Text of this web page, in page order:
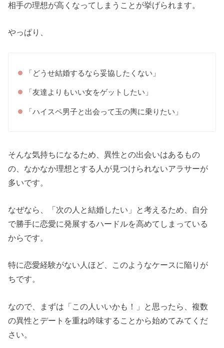
相手の理想が高くなってしまうことが挙げられます。
やっぱり、
「どうせ結婚するなら妥協したくない」
「友達よりもいい女をゲットしたい」
「ハイスペ男子と出会って玉の輿に乗りたい」
そんな気持ちになるため、異性との出会いはあるもの
の、なかなか理想とする人が見つけられないアラサーが
多いです。
なぜなら、「次の人と結婚したい」と考えるため、自分
で勝手に恋愛に発展するハードルを高めてしまっている
からです。
特に恋愛経験がない人ほど、このようなケースに陥りが
ちです。
なので、まずは「この人いいかも！」と思ったら、複数
の異性とデートを重ね吟味することから始めてみてくだ
さい。